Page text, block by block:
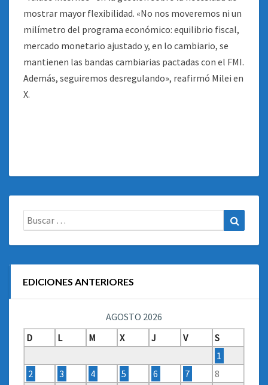
mostrar mayor flexibilidad. «No nos moveremos ni un
milímetro del programa económico: equilibrio fiscal,
mercado monetario ajustado y, en lo cambiario, se
mantienen las bandas cambiarias pactadas con el FMI.
Además, seguiremos desregulando», reafirmó Milei en
X.
Buscar:
EDICIONES ANTERIORES
AGOSTO 2026
D
L M X J V
S
1
2
3 4 5 6 7
8